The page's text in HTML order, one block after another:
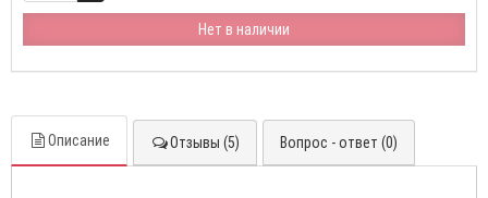
Нет в наличии
Описание Отзывы (5) Вопрос - ответ (0)